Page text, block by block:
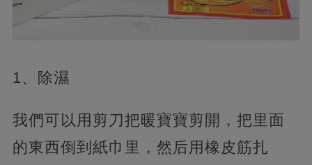
1、除濕
我們可以用剪刀把暖寶寶剪開，把里面
的東西倒到紙巾里，然后用橡皮筋扎